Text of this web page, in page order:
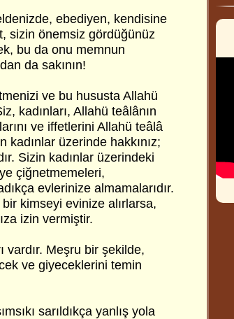
ebediyen, kendisine
sizin önemsiz gördüğünüz
bu da onu memnun
da sakının!
ve bu hususta Allahü
kadınları, Allahü teâlânın
ve iffetlerini Allahü teâlâ
üzerinde hakkınız;
Sizin kadınlar üzerindeki
çiğnetmemeleri,
evlerinize almamalarıdır.
kimseyi evinize alırlarsa,
izin vermiştir.
vardır. Meşru bir şekilde,
ve giyeceklerini temin
sarıldıkça yanlış yola